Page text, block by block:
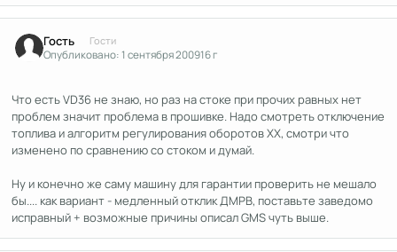
Гость Гости
Опубликовано:1 сентября 200916 г
Что есть VD36 не знаю, но раз на стоке при прочих равных нет
проблем значит проблема в прошивке. Надо смотреть отключение
топлива и алгоритм регулирования оборотов ХХ, смотри что
изменено по сравнению со стоком и думай.
Ну и конечно же саму машину для гарантии проверить не мешало
бы.... как вариант - медленный отклик ДМРВ, поставьте заведомо
исправный + возможные причины описал GMS чуть выше.